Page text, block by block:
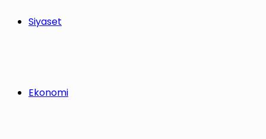
Siyaset
Ekonomi